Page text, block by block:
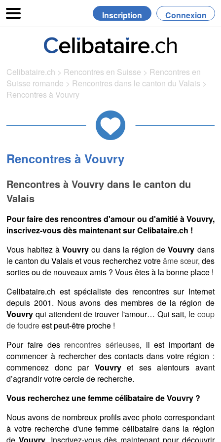
Inscription Connexion
Celibataire.ch > Rencontres en Suisse > Rencontres en
Suisse romande > Rencontres dans le canton du Valais >
Rencontres à Vouvry
Rencontres à Vouvry
Rencontres à Vouvry dans le canton du
Valais
Pour faire des rencontres d'amour ou d'amitié à Vouvry,
inscrivez-vous dès maintenant sur Celibataire.ch !
Vous habitez àVouvry ou dans la région deVouvry dans
le canton du Valais et vous recherchez votreâme sœur, des
sorties ou de nouveaux amis ? Vous êtes à la bonne place !
Celibataire.ch est spécialiste des rencontres sur Internet
depuis 2001. Nous avons des membres de la région de
Vouvry qui attendent de trouver l'amour… Qui sait, le coup
de foudreest peut-être proche !
Pour faire des rencontres sérieuses, il est important de
commencer à rechercher des contacts dans votre région :
commencez donc par Vouvryet ses alentours avant
d’agrandir votre cercle de recherche.
Vous recherchez une femme célibataire de Vouvry ?
Nous avons de nombreux profils avec photo correspondant
à votre recherche d'une femme célibataire dans la région